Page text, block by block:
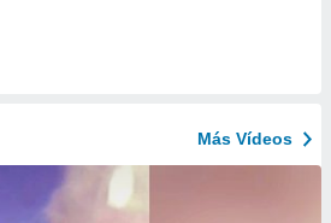
Más Vídeos